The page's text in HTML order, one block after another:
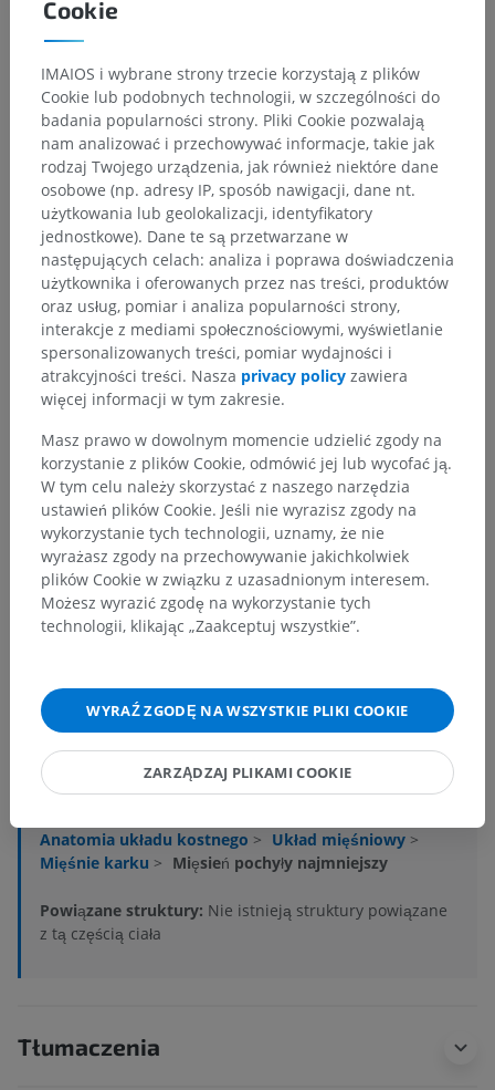
Anatomia człowieka 2
Anatomia człowieka 1
Anatomia układu kostnego > Układ mięśniowy >
Mięśnie karku > Mięsień pochyły najmniejszy
Powiązane struktury: Nie istnieją struktury powiązane
z tą częścią ciała
Tłumaczenia
Cookie
IMAIOS i wybrane strony trzecie korzystają z plików
Cookie lub podobnych technologii, w szczególności do
badania popularności strony. Pliki Cookie pozwalają
nam analizować i przechowywać informacje, takie jak
rodzaj Twojego urządzenia, jak również niektóre dane
osobowe (np. adresy IP, sposób nawigacji, dane nt.
użytkowania lub geolokalizacji, identyfikatory
jednostkowe). Dane te są przetwarzane w
następujących celach: analiza i poprawa doświadczenia
użytkownika i oferowanych przez nas treści, produktów
oraz usług, pomiar i analiza popularności strony,
interakcje z mediami społecznościowymi, wyświetlanie
spersonalizowanych treści, pomiar wydajności i
atrakcyjności treści. Nasza privacy policy zawiera
więcej informacji w tym zakresie.
Masz prawo w dowolnym momencie udzielić zgody na
korzystanie z plików Cookie, odmówić jej lub wycofać ją.
W tym celu należy skorzystać z naszego narzędzia
ustawień plików Cookie. Jeśli nie wyrazisz zgody na
wykorzystanie tych technologii, uznamy, że nie
wyrażasz zgody na przechowywanie jakichkolwiek
plików Cookie w związku z uzasadnionym interesem.
Możesz wyrazić zgodę na wykorzystanie tych
technologii, klikając „Zaakceptuj wszystkie”.
WYRAŹ ZGODĘ NA WSZYSTKIE PLIKI COOKIE
ZARZĄDZAJ PLIKAMI COOKIE